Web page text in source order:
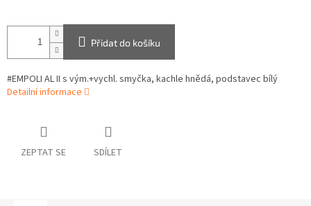
Přidat do košíku
#EMPOLI AL II s vým.+vychl. smyčka, kachle hnědá, podstavec bílý
Detailní informace
ZEPTAT SE SDÍLET